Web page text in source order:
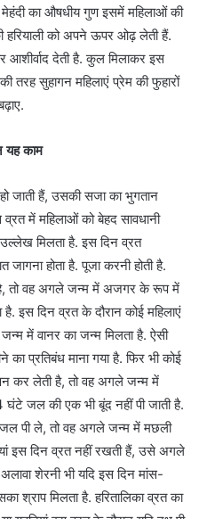
का औषधीय गुण इसमें महिलाओं की
हरियाली को अपने ऊपर ओढ़ लेती हैं.
आशीर्वाद देती है. कुल मिलाकर इस
तरह सुहागन महिलाएं प्रेम की फुहारों
यह काम
जाती हैं, उसकी सजा का भुगतान
में महिलाओं को बेहद सावधानी
मिलता है. इस दिन व्रत
जागना होता है. पूजा करनी होती है.
है, तो वह अगले जन्म में अजगर के रूप में
है. इस दिन व्रत के दौरान कोई महिलाएं
में वानर का जन्म मिलता है. ऐसी
का प्रतिबंध माना गया है. फिर भी कोई
कर लेती है, तो वह अगले जन्म में
जल की एक भी बूंद नहीं पी जाती है.
जल पी ले, तो वह अगले जन्म में मछली
इस दिन व्रत नहीं रखती हैं, उसे अगले
शेरनी भी यदि इस दिन मांस-
श्राप मिलता है. हरितालिका व्रत का